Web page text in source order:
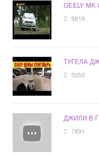
GEELY
9819
ТУГЕЛА
5050
ДЖИЛИ В
7891